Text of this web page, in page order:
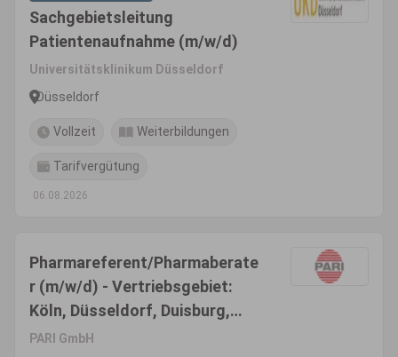
Sachgebietsleitung
Patientenaufnahme (m/w/d)
Universitätsklinikum Düsseldorf
Düsseldorf
Vollzeit Weiterbildungen
Tarifvergütung
06.08.2026
Pharmareferent/Pharmaberate
r (m/w/d) - Vertriebsgebiet:
Köln, Düsseldorf, Duisburg,
Kleve, Wuppertal, Heinsberg
PARI GmbH